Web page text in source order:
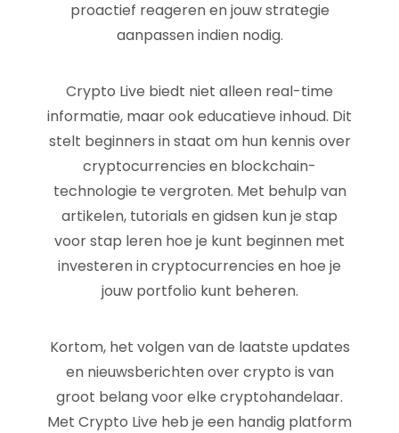
proactief reageren en jouw strategie
aanpassen indien nodig.
Crypto Live biedt niet alleen real-time
informatie, maar ook educatieve inhoud. Dit
stelt beginners in staat om hun kennis over
cryptocurrencies en blockchain-
technologie te vergroten. Met behulp van
artikelen, tutorials en gidsen kun je stap
voor stap leren hoe je kunt beginnen met
investeren in cryptocurrencies en hoe je
jouw portfolio kunt beheren.
Kortom, het volgen van de laatste updates
en nieuwsberichten over crypto is van
groot belang voor elke cryptohandelaar.
Met Crypto Live heb je een handig platform